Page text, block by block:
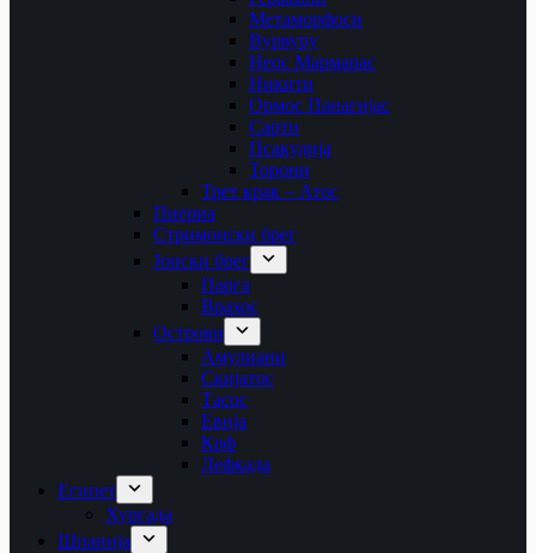
Метаморфоси
Вурвуру
Неос Мармарас
Никити
Ормос Панагијас
Сарти
Псакудија
Торони
Трет крак – Атос
Пиериа
Стримонски брег
Јонски брег
Парга
Врахос
Острови
Амулиани
Скијатос
Тасос
Евија
Крф
Лефкада
Египет
Хургада
Шпанија